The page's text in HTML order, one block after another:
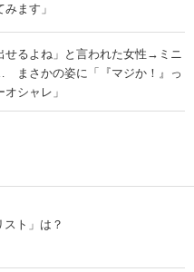
ます」
せるよね」と言われた女性→ミニ
まさかの姿に「『マジか！』っ
シャレ」
ト」は？